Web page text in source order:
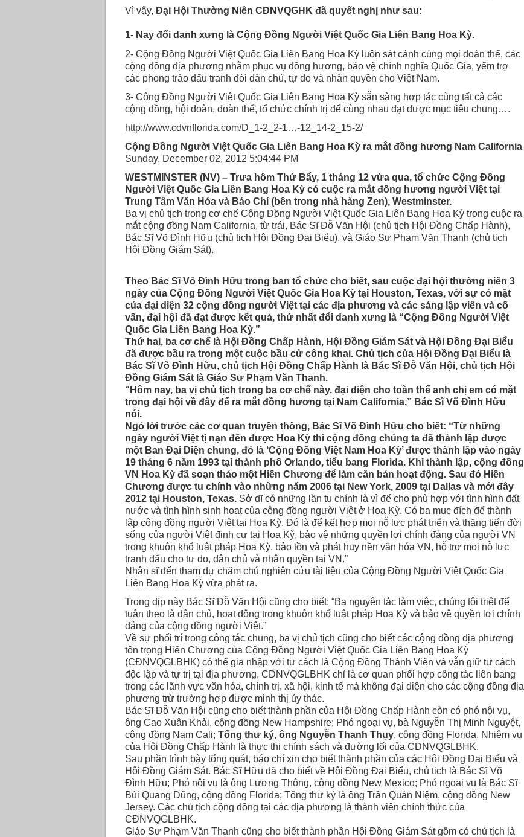
Vì vậy, Đại Hội Thường Niên CĐNVQGHK đã quyết nghị như sau:
1- Nay đổi danh xưng là Cộng Đồng Người Việt Quốc Gia Liên Bang Hoa Kỳ.
2- Cộng Đồng Người Việt Quốc Gia Liên Bang Hoa Kỳ luôn sát cánh cùng mọi đoàn thể, các
cộng đồng địa phương nhằm phục vụ đồng hương, bảo vệ chính nghĩa Quốc Gia, yểm trợ
các phong trào đấu tranh đòi dân chủ, tự do và nhân quyền cho Việt Nam.
3- Cộng Đồng Người Việt Quốc Gia Liên Bang Hoa Kỳ sẵn sàng hợp tác cùng tất cả các
cộng đồng, hội đoàn, đoàn thể, tổ chức chính trị để cùng nhau đạt được mục tiêu chung….
http://www.cdvnflorida.com/D_1-2_2-1…-12_14-2_15-2/
Cộng Ðồng Người Việt Quốc Gia Liên Bang Hoa Kỳ ra mắt đồng hương Nam California
Sunday, December 02, 2012 5:04:44 PM
WESTMINSTER (NV) – Trưa hôm Thứ Bẩy, 1 tháng 12 vừa qua, tổ chức Cộng Ðồng
Người Việt Quốc Gia Liên Bang Hoa Kỳ có cuộc ra mắt đồng hương người Việt tại
Trung Tâm Văn Hóa và Báo Chí (bên trong nhà hàng Zen), Westminster.
Ba vị chủ tịch trong cơ chế Cộng Ðồng Người Việt Quốc Gia Liên Bang Hoa Kỳ trong cuộc ra
mắt cộng đồng Nam California, từ trái, Bác Sĩ Ðỗ Văn Hội (chủ tịch Hội Ðồng Chấp Hành),
Bác Sĩ Võ Ðình Hữu (chủ tịch Hội Ðồng Ðại Biểu), và Giáo Sư Phạm Văn Thanh (chủ tịch
Hội Ðồng Giám Sát).
Theo Bác Sĩ Võ Ðình Hữu trong ban tổ chức cho biết, sau cuộc đại hội thường niên 3
ngày của Cộng Ðồng Người Việt Quốc Gia Hoa Kỳ tại Houston, Texas, với sự có mặt
của đại diện 32 cộng đồng người Việt tại các địa phương và các sáng lập viên và cố
vấn, đại hội đã đạt được kết quả, thứ nhất đổi danh xưng là “Cộng Ðồng Người Việt
Quốc Gia Liên Bang Hoa Kỳ.”
Thứ hai, ba cơ chế là Hội Ðồng Chấp Hành, Hội Ðồng Giám Sát và Hội Ðồng Ðại Biểu
đã được bầu ra trong một cuộc bầu cử công khai. Chủ tịch của Hội Ðồng Ðại Biểu là
Bác Sĩ Võ Ðình Hữu, chủ tịch Hội Ðồng Chấp Hành là Bác Sĩ Ðỗ Văn Hội, chủ tịch Hội
Ðồng Giám Sát là Giáo Sư Phạm Văn Thanh.
“Hôm nay, ba vị chủ tịch trong ba cơ chế này, đại diện cho toàn thể anh chị em có mặt
trong đại hội về đây để ra mắt đồng hương tại Nam California,” Bác Sĩ Võ Ðình Hữu
nói.
Ngỏ lời trước các cơ quan truyền thông, Bác Sĩ Võ Ðình Hữu cho biết: “Từ những
ngày người Việt tị nạn đến được Hoa Kỳ thì cộng đồng chúng ta đã thành lập được
một Ban Ðại Diện chung, đó là ‘Cộng Ðồng Việt Nam Hoa Kỳ’ được thành lập vào ngày
19 tháng 6 năm 1993 tại thành phố Orlando, tiểu bang Florida. Khi thành lập, cộng đồng
VN Hoa Kỳ đã soạn thảo một Hiến Chương để làm căn bản hoạt động. Sau đó Hiến
Chương được tu chính vào những năm 2006 tại New York, 2009 tại Dallas và mới đây
2012 tại Houston, Texas.Sở dĩ có những lần tu chính là vì để cho phù hợp với tình hình đất
nước và tình hình sinh hoạt của cộng đồng người Việt ở Hoa Kỳ. Có ba mục đích để thành
lập cộng đồng người Việt tại Hoa Kỳ. Ðó là để kết hợp mọi nỗ lực phát triển và thăng tiến đời
sống của người Việt định cư tại Hoa Kỳ, bảo vệ những quyền lợi chính đáng của người VN
trong khuôn khổ luật pháp Hoa Kỳ, bảo tồn và phát huy nền văn hóa VN, hỗ trợ mọi nỗ lực
tranh đấu cho tự do, dân chủ và nhân quyền tại VN.”
Nhân sĩ đến tham dự chăm chú nghiên cứu tài liệu của Cộng Ðồng Người Việt Quốc Gia
Liên Bang Hoa Kỳ vừa phát ra.
Trong dịp này Bác Sĩ Ðỗ Văn Hội cũng cho biết: “Ba nguyên tắc làm việc, chúng tôi triệt để
tuân theo là dân chủ, hoạt động trong khuôn khổ luật pháp Hoa Kỳ và bảo vệ quyền lợi chính
đáng của cộng đồng người Việt.”
Về sự phối trí trong công tác chung, ba vị chủ tịch cũng cho biết các cộng đồng địa phương
tôn trọng Hiến Chương của Cộng Ðồng Người Việt Quốc Gia Liên Bang Hoa Kỳ
(CÐNVQGLBHK) có thể gia nhập với tư cách là Cộng Ðồng Thành Viên và vẫn giữ tư cách
độc lập và tự trị tại địa phương, CDNVQGLBHK chỉ là cơ quan phối hợp công tác liên bang
trong các lãnh vực văn hóa, chính trị, xã hội, kinh tế mà không đại diện cho các cộng đồng địa
phương trừ trường hợp được minh thị ủy thác.
Bác Sĩ Ðỗ Văn Hội cũng cho biết thành phần của Hội Ðồng Chấp Hành còn có phó nội vụ,
ông Cao Xuân Khải, cộng đồng New Hampshire; Phó ngoại vụ, bà Nguyễn Thị Minh Nguyệt,
cộng đồng Nam Cali; Tổng thư ký, ông Nguyễn Thanh Thụy, cộng đồng Florida. Nhiệm vụ
của Hội Ðồng Chấp Hành là thực thi chính sách và đường lối của CDNVQGLBHK.
Sau phần trình bày tổng quát, báo chí xin cho biết thành phần của các Hội Ðồng Ðại Biểu và
Hội Ðồng Giám Sát. Bác Sĩ Hữu đã cho biết về Hội Ðồng Ðại Biểu, chủ tịch là Bác Sĩ Võ
Ðình Hữu; Phó nội vụ là ông Lương Thông, cộng đồng New Mexico; Phó ngoại vụ là Bác Sĩ
Bùi Quang Dũng, cộng đồng Florida; Tổng thư ký là ông Trần Quán Niệm, cộng đồng New
Jersey. Các chủ tịch cộng đồng tại các địa phương là thành viên chính thức của
CÐNVQGLBHK.
Giáo Sư Phạm Văn Thanh cũng cho biết thành phần Hội Ðồng Giám Sát gồm có chủ tịch là